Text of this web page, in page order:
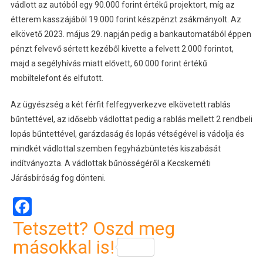
vádlott az autóból egy 90.000 forint értékű projektort, míg az
étterem kasszájából 19.000 forint készpénzt zsákmányolt. Az
elkövető 2023. május 29. napján pedig a bankautomatából éppen
pénzt felvevő sértett kezéből kivette a felvett 2.000 forintot,
majd a segélyhívás miatt elővett, 60.000 forint értékű
mobiltelefont és elfutott.
Az ügyészség a két férfit felfegyverkezve elkövetett rablás
bűntettével, az idősebb vádlottat pedig a rablás mellett 2 rendbeli
lopás bűntettével, garázdaság és lopás vétségével is vádolja és
mindkét vádlottal szemben fegyházbüntetés kiszabását
indítványozta. A vádlottak bűnösségéről a Kecskeméti
Járásbíróság fog dönteni.
Facebook
Tetszett? Oszd meg
másokkal is!